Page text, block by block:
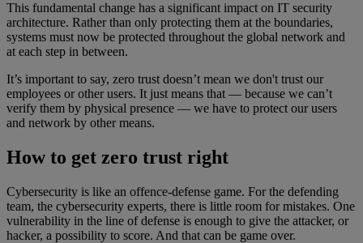
This fundamental change has a significant impact on IT security
architecture. Rather than only protecting them at the boundaries,
systems must now be protected throughout the global network and
at each step in between.
It’s important to say, zero trust doesn’t mean we don't trust our
employees or other users. It just means that — because we can’t
verify them by physical presence — we have to protect our users
and network by other means.
How to get zero trust right
Cybersecurity is like an offence-defense game. For the defending
team, the cybersecurity experts, there is little room for mistakes. One
vulnerability in the line of defense is enough to give the attacker, or
hacker, a possibility to score. And that can be game over.